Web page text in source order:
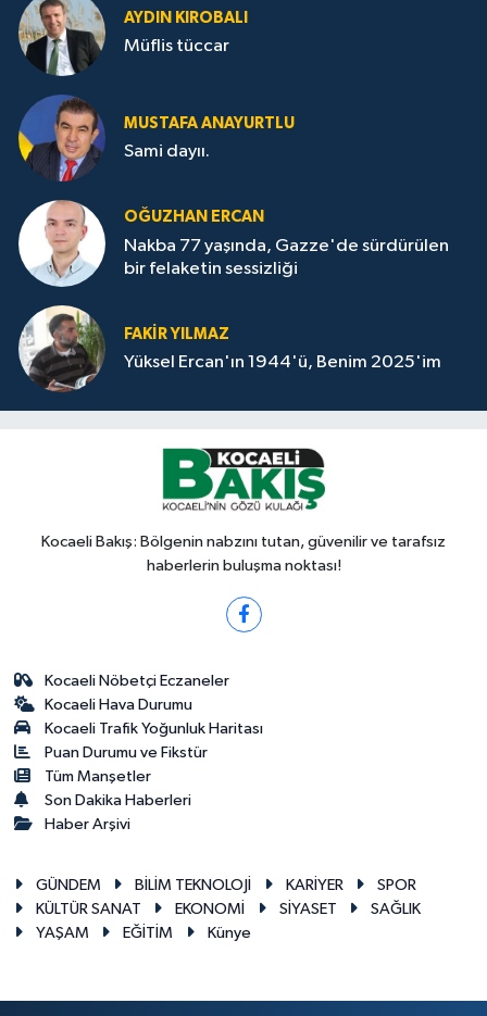
AYDIN KIROBALI
Müflis tüccar
MUSTAFA ANAYURTLU
Sami dayıı.
OĞUZHAN ERCAN
Nakba 77 yaşında, Gazze'de sürdürülen
bir felaketin sessizliği
FAKİR YILMAZ
Yüksel Ercan'ın 1944'ü, Benim 2025'im
Kocaeli Bakış: Bölgenin nabzını tutan, güvenilir ve tarafsız
haberlerin buluşma noktası!
Kocaeli Nöbetçi Eczaneler
Kocaeli Hava Durumu
Kocaeli Trafik Yoğunluk Haritası
Puan Durumu ve Fikstür
Tüm Manşetler
Son Dakika Haberleri
Haber Arşivi
GÜNDEM BİLİM TEKNOLOJİ KARİYER
SPOR
KÜLTÜR SANAT
EKONOMİ SİYASET
SAĞLIK
YAŞAM
EĞİTİM Künye